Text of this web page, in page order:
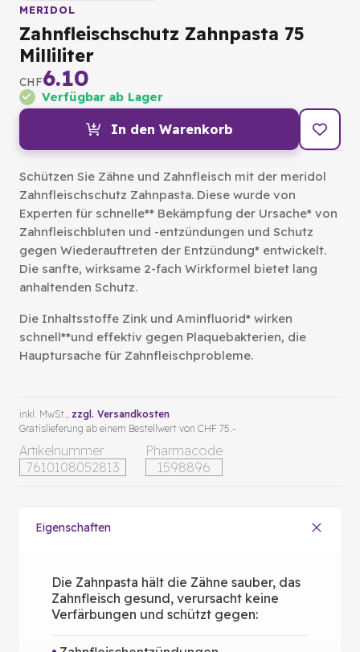
MERIDOL
Zahnfleischschutz Zahnpasta 75
Milliliter
CHF6.10
Verfügbar ab Lager
In den Warenkorb
Schützen Sie Zähne und Zahnfleisch mit der meridol
Zahnfleischschutz Zahnpasta. Diese wurde von
Experten für schnelle** Bekämpfung der Ursache* von
Zahnfleischbluten und -entzündungen und Schutz
gegen Wiederauftreten der Entzündung* entwickelt.
Die sanfte, wirksame 2-fach Wirkformel bietet lang
anhaltenden Schutz.
Die Inhaltsstoffe Zink und Aminfluorid* wirken
schnell**und effektiv gegen Plaquebakterien, die
Hauptursache für Zahnfleischprobleme.
Artikelnummer
7610108052813
Pharmacode
1598896
inkl. MwSt., zzgl. Versandkosten
Gratislieferung ab einem Bestellwert von CHF 75.-
Eigenschaften
Die Zahnpasta hält die Zähne sauber, das
Zahnfleisch gesund, verursacht keine
Verfärbungen und schützt gegen: